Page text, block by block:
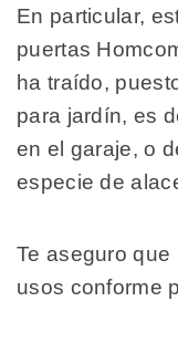
En particular,
puertas
ha traído,
para jardín, es
en el garaje, o
especie de
Te aseguro
usos conforme